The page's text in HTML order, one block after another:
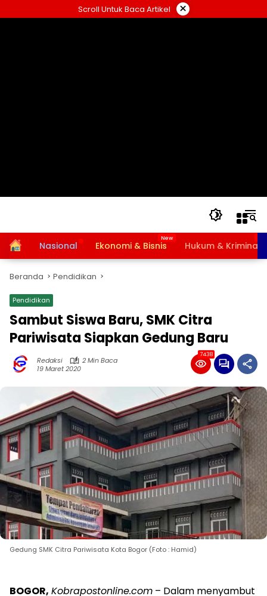
ke
Scroll Untuk Baca Artikel ×
HomeNasional Ekonomi & Bisnis Hukum & Kriminal
Beranda Pendidikan
Pendidikan
Sambut Siswa Baru, SMK Citra
Pariwisata Siapkan Gedung Baru
Redaksi
2 Min Baca
19 Maret 2020
7438
Gedung SMK Citra Pariwisata Kota Bogor (Foto : Hamid)
BOGOR, Kobrapostonline.com – Dalam menyambut